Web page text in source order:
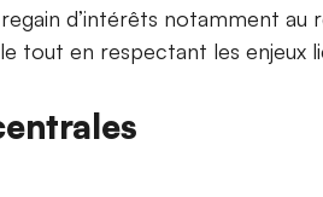
d’intérêts notamment
tout en respectant les enjeux